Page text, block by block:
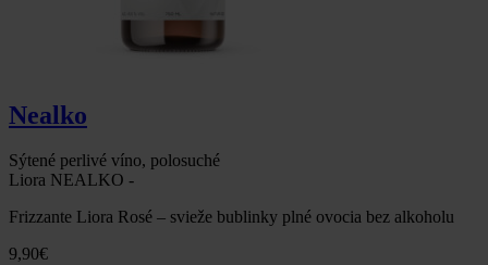
Nealko
Sýtené perlivé víno, polosuché
Liora NEALKO -
Frizzante Liora Rosé – svieže bublinky plné ovocia bez alkoholu
9,90€